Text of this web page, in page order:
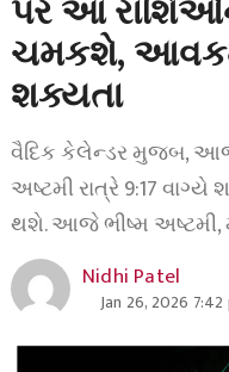
પર આ
ચમકશે,
શક્યતા
વૈદિક કેલેન્ડર મુજબ, આજે
અષ્ટમી રાત્રે 9:17
થશે. આજે ભીષ્મ અષ્ટમી,
Nidhi Patel
Jan 26, 2026 7:42